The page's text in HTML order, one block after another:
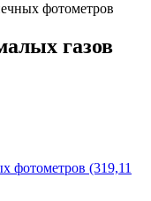
фотометров
газов
фотометров (319,11